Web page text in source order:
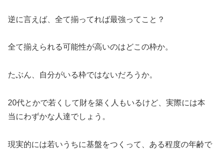
逆に言えば、全て揃ってれば最強ってこと？
全て揃えられる可能性が高いのはどこの枠か。
たぶん、自分がいる枠ではないだろうか。
20代とかで若くして財を築く人もいるけど、実際には本
当にわずかな人達でしょう。
現実的には若いうちに基盤をつくって、ある程度の年齢で